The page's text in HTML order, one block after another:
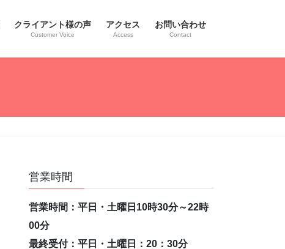
クライアント様の声
Customer Voice
アクセス
Access
お問い合わせ
Contact
営業時間
営業時間：平日・土曜日10時30分～22時
00分
最終受付：平日・土曜日：20：30分